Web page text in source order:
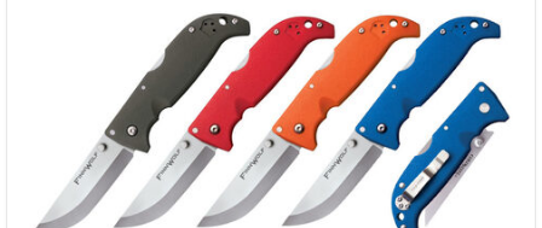
Вес (гр)
Назначение
Сувенирный нож, подарочный нож
Особенности
Алюминиевый больстер